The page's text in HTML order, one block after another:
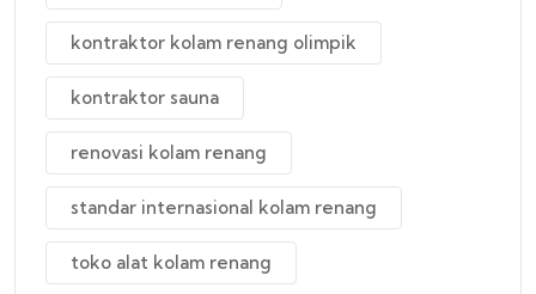
kontraktor kolam renang olimpik
kontraktor sauna
renovasi kolam renang
standar internasional kolam renang
toko alat kolam renang